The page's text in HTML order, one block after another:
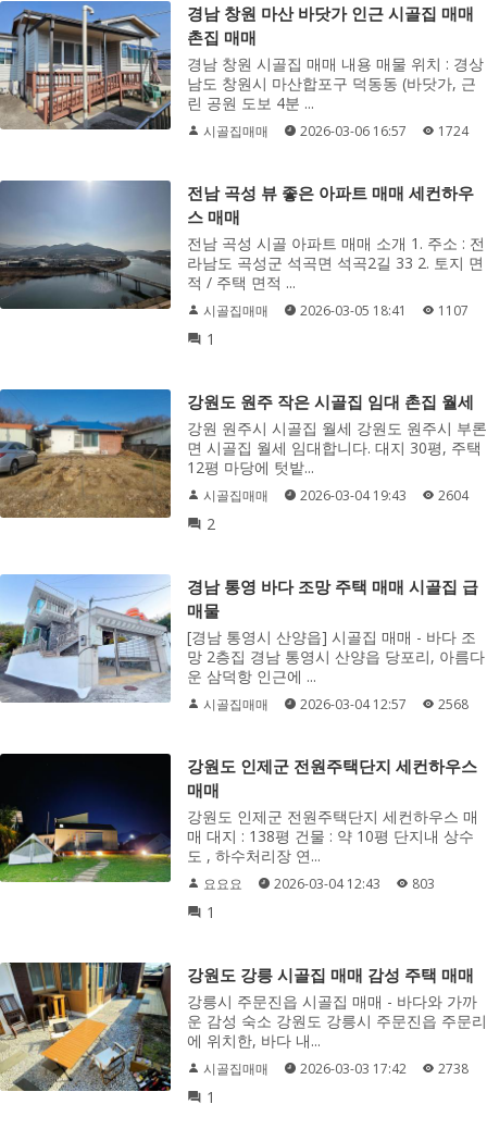
경남 창원 마산 바닷가 인근 시골집 매매
촌집 매매
경남 창원 시골집 매매 내용 매물 위치 : 경상
남도 창원시 마산합포구 덕동동 (바닷가, 근
린 공원 도보 4분 ...
시골집매매 2026-03-06 16:57 1724
전남 곡성 뷰 좋은 아파트 매매 세컨하우
스 매매
전남 곡성 시골 아파트 매매 소개 1. 주소 : 전
라남도 곡성군 석곡면 석곡2길 33 2. 토지 면
적 / 주택 면적 ...
시골집매매 2026-03-05 18:41 1107
1
강원도 원주 작은 시골집 임대 촌집 월세
강원 원주시 시골집 월세 강원도 원주시 부론
면 시골집 월세 임대합니다. 대지 30평, 주택
12평 마당에 텃밭...
시골집매매 2026-03-04 19:43 2604
2
경남 통영 바다 조망 주택 매매 시골집 급
매물
[경남 통영시 산양읍] 시골집 매매 - 바다 조
망 2층집 경남 통영시 산양읍 당포리, 아름다
운 삼덕항 인근에 ...
시골집매매 2026-03-04 12:57 2568
강원도 인제군 전원주택단지 세컨하우스
매매
강원도 인제군 전원주택단지 세컨하우스 매
매 대지 : 138평 건물 : 약 10평 단지내 상수
도 , 하수처리장 연...
요요요 2026-03-04 12:43 803
1
강원도 강릉 시골집 매매 감성 주택 매매
강릉시 주문진읍 시골집 매매 - 바다와 가까
운 감성 숙소 강원도 강릉시 주문진읍 주문리
에 위치한, 바다 내...
시골집매매 2026-03-03 17:42 2738
1